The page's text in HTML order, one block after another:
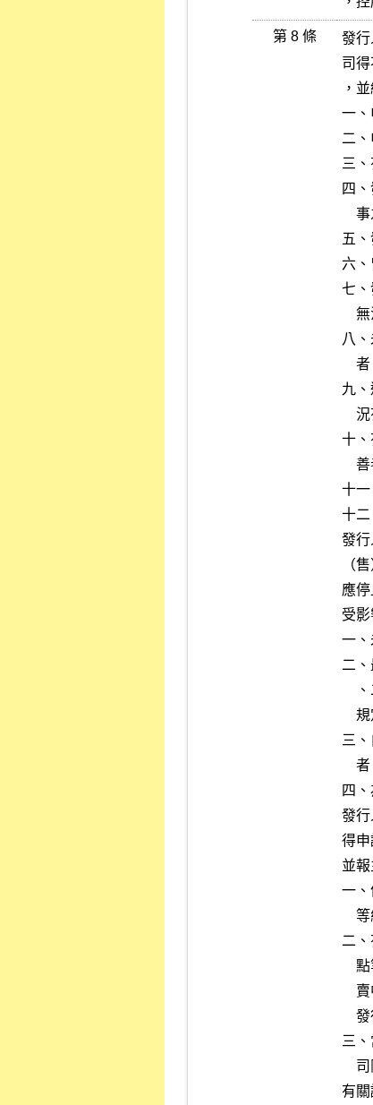
第 8 條
發
司
，
一、
二
三
四
五
六
七、
八
九
十
十一
十二
發
（
應
受
一、
二
三
四
發
得申
並
一
二
三
有